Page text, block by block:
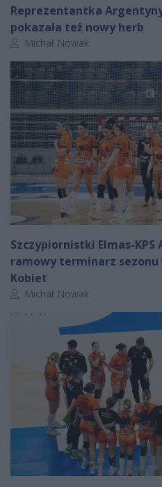
Reprezentantka
pokazała też nowy herb
Autor artykułu:
Michał Nowak
Szczypiornistki Elmas-KPS
ramowy terminarz sezonu
Kobiet
Autor artykułu:
Michał Nowak